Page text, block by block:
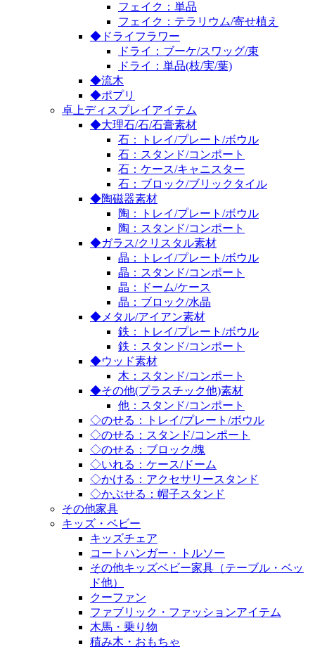
フェイク：単品
フェイク：テラリウム/寄せ植え
◆ドライフラワー
ドライ：ブーケ/スワッグ/束
ドライ：単品(枝/実/葉)
◆流木
◆ポプリ
卓上ディスプレイアイテム
◆大理石/石/石膏素材
石：トレイ/プレート/ボウル
石：スタンド/コンポート
石：ケース/キャニスター
石：ブロック/ブリックタイル
◆陶磁器素材
陶：トレイ/プレート/ボウル
陶：スタンド/コンポート
◆ガラス/クリスタル素材
晶：トレイ/プレート/ボウル
晶：スタンド/コンポート
晶：ドーム/ケース
晶：ブロック/水晶
◆メタル/アイアン素材
鉄：トレイ/プレート/ボウル
鉄：スタンド/コンポート
◆ウッド素材
木：スタンド/コンポート
◆その他(プラスチック他)素材
他：スタンド/コンポート
◇のせる：トレイ/プレート/ボウル
◇のせる：スタンド/コンポート
◇のせる：ブロック/塊
◇いれる：ケース/ドーム
◇かける：アクセサリースタンド
◇かぶせる：帽子スタンド
その他家具
キッズ・ベビー
キッズチェア
コートハンガー・トルソー
その他キッズベビー家具（テーブル・ベッ
ド他）
クーファン
ファブリック・ファッションアイテム
木馬・乗り物
積み木・おもちゃ